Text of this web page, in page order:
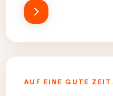
AUF EINE GUTE ZEIT.